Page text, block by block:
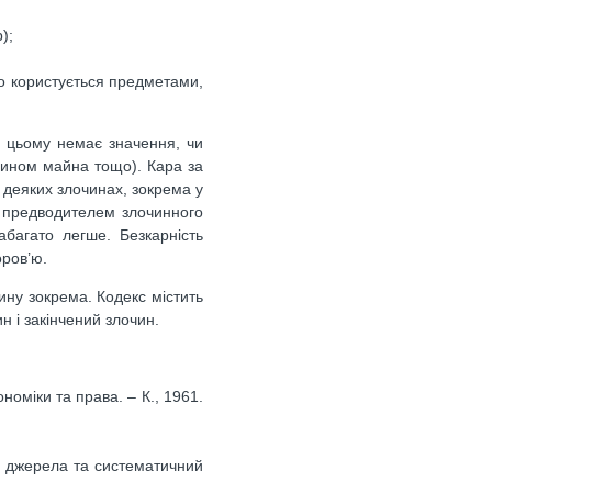
користується предметами,
цьому немає значення, чи
майна тощо). Кара за
деяких злочинах, зокрема у
злочинного
легше. Безкарність
зокрема. Кодекс містить
і закінчений злочин.
та права. – К., 1961.
джерела та систематичний